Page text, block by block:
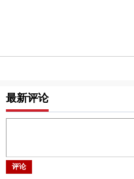
最新评论
评论